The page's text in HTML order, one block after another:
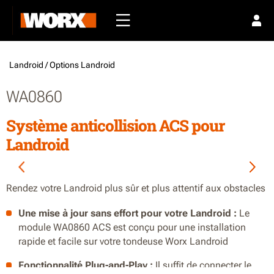
Landroid /Options Landroid
WA0860
Système anticollision ACS pour
Landroid
Rendez votre Landroid plus sûr et plus attentif aux obstacles
Une mise à jour sans effort pour votre Landroid : Le
module WA0860 ACS est conçu pour une installation
rapide et facile sur votre tondeuse Worx Landroid
Fonctionnalité Plug-and-Play : Il suffit de connecter le